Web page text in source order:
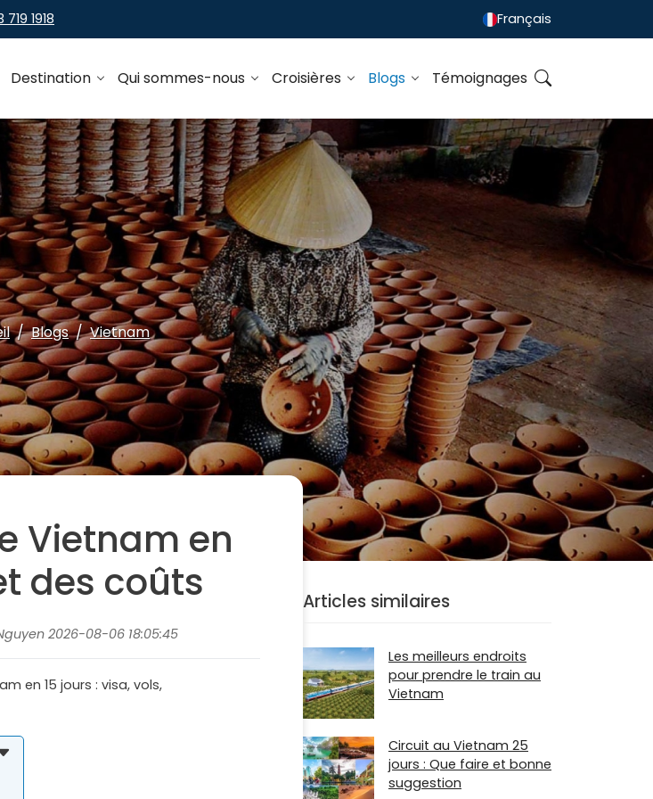
1918 Français
Destination Qui sommes-nous Croisières Blogs Témoignages
Blogs Vietnam
Vietnam en
des coûts
2026-08-06 18:05:45
en 15 jours : visa, vols,
Articles similaires
Les meilleurs endroits
pour prendre le train au
Vietnam
Circuit au Vietnam 25
jours : Que faire et bonne
suggestion